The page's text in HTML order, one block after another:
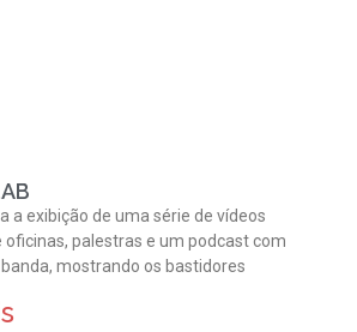
a exibição de uma série de vídeos
palestras e um podcast com
mostrando os bastidores